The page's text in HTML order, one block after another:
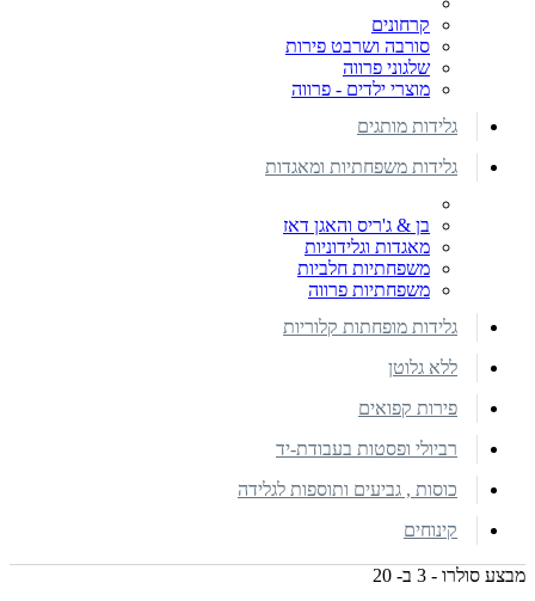
קרחונים
סורבה ושרבט פירות
שלגוני פרווה
מוצרי ילדים - פרווה
גלידות מותגים
גלידות משפחתיות ומאגדות
בן & ג'ריס והאגן דאז
מאגדות וגלידוניות
משפחתיות חלביות
משפחתיות פרווה
גלידות מופחתות קלוריות
ללא גלוטן
פירות קפואים
רביולי ופסטות בעבודת-יד
כוסות , גביעים ותוספות לגלידה
קינוחים
מבצע סולרו - 3 ב- 20